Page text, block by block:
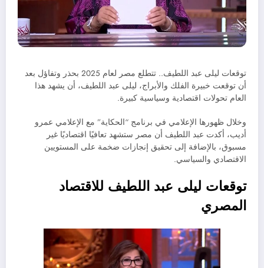
توقعات ليلى عبد اللطيف.. تتطلع مصر لعام 2025 بحذر وتفاؤل بعد
أن توقعت خبيرة الفلك والأبراج، ليلى عبد اللطيف، أن يشهد هذا
العام تحولات اقتصادية وسياسية كبيرة.
وخلال ظهورها الإعلامي في برنامج “الحكاية” مع الإعلامي عمرو
أديب، أكدت عبد اللطيف أن مصر ستشهد تعافيًا اقتصاديًا غير
مسبوق، بالإضافة إلى تحقيق إنجازات ضخمة على المستويين
الاقتصادي والسياسي.
توقعات ليلى عبد اللطيف للاقتصاد
المصري